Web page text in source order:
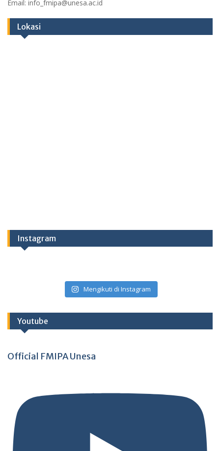
Email: info_fmipa@unesa.ac.id
Lokasi
Instagram
Mengikuti di Instagram
Youtube
Official FMIPA Unesa